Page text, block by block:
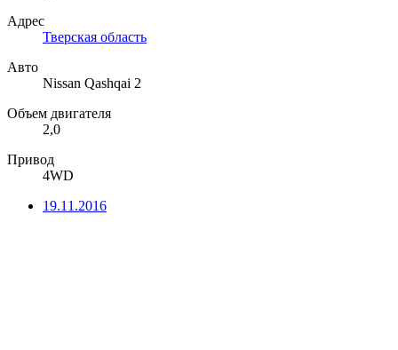
Адрес
Тверская область
Авто
Nissan Qashqai 2
Объем двигателя
2,0
Привод
4WD
19.11.2016